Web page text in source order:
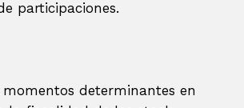
participaciones.
momentos determinantes en